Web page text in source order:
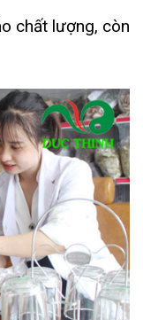
chất lượng, còn